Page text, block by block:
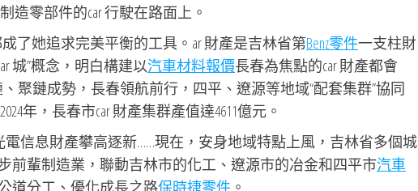
造零部件的car 行駛在路面上。
了她追求完美平衡的工具。ar 財產是吉林省第Benz零件一支柱財
城”概念，明白構建以汽車材料報價長春為焦點的car 財產都會
聚鏈成勢，長春領航前行，四平、遼源等地域“配套集群”協同
年，長春市car 財產集群產值達4611億元。
電信息財產攀高逐新……現在，安身地域特點上風，吉林省多個城
前輩制造業，聯動吉林市的化工、遼源市的冶金和四平市汽車
道分工、優化成長之路保時捷零件 。